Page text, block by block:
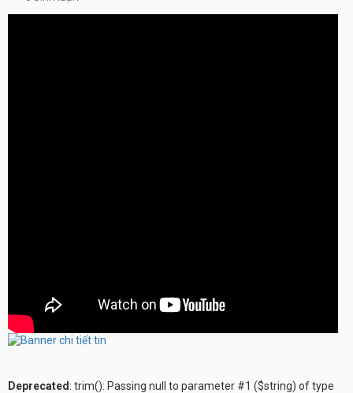
Deprecated : trim(): Passing null to parameter #1 ($string) of type